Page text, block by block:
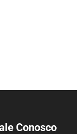
Conosco